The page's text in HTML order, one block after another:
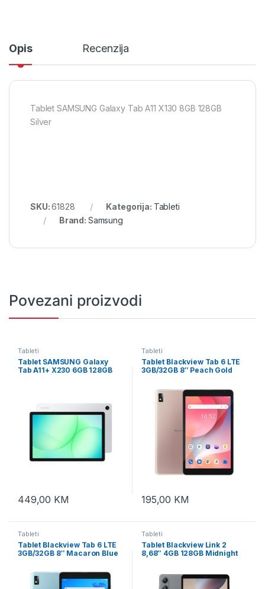
Opis Recenzija
Tablet SAMSUNG Galaxy Tab A11 X130 8GB 128GB
Silver
SKU:61828 Kategorija: Tableti
Brand: Samsung
Povezani proizvodi
Tableti
Tablet SAMSUNG Galaxy
Tab A11+ X230 6GB 128GB
449,00 KM
Tableti
Tablet Blackview Tab 6 LTE
3GB/32GB 8″ Peach Gold
195,00 KM
Tableti
Tablet Blackview Tab 6 LTE
3GB/32GB 8″ Macaron Blue
Tableti
Tablet Blackview Link 2
8,68″ 4GB 128GB Midnight